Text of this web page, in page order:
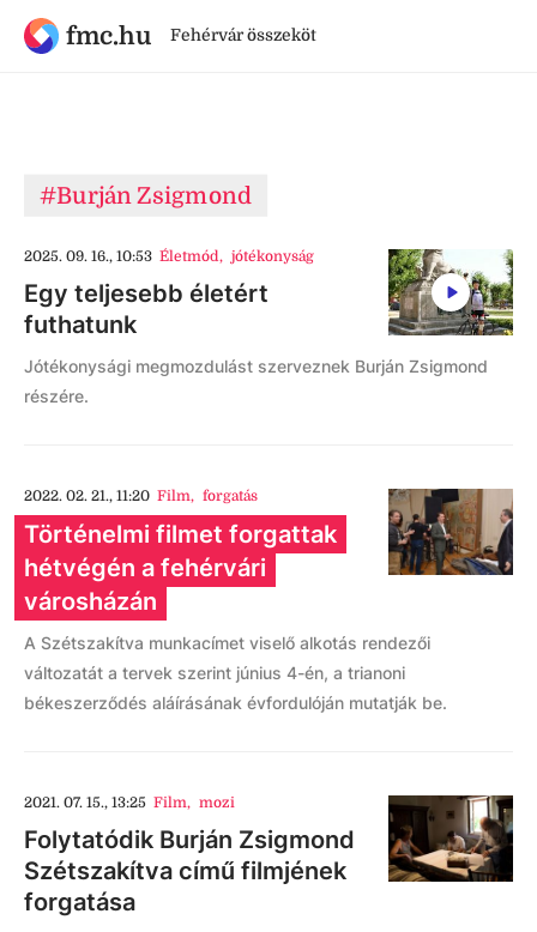
fmc.hu Fehérvár összeköt
#Burján Zsigmond
2025. 09. 16., 10:53 Életmód, jótékonyság
Egy teljesebb életért
futhatunk
Jótékonysági megmozdulást szerveznek Burján Zsigmond
részére.
2022. 02. 21., 11:20 Film, forgatás
Történelmi filmet forgattak
hétvégén a fehérvári
városházán
A Szétszakítva munkacímet viselő alkotás rendezői
változatát a tervek szerint június 4-én, a trianoni
békeszerződés aláírásának évfordulóján mutatják be.
2021. 07. 15., 13:25 Film, mozi
Folytatódik Burján Zsigmond
Szétszakítva című filmjének
forgatása